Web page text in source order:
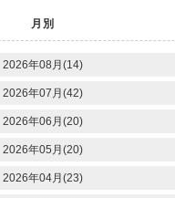
月別
2026年08月(14)
2026年07月(42)
2026年06月(20)
2026年05月(20)
2026年04月(23)